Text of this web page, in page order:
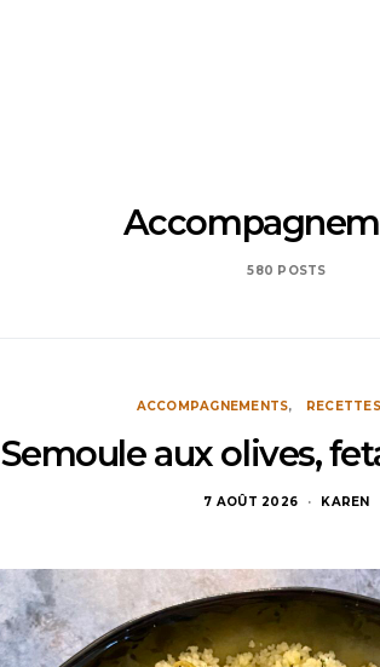
580 POSTS
ACCOMPAGNEMENTS
Semoule aux olives,
7 AOÛT 2026 KAREN